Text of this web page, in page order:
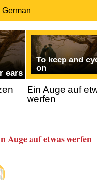
German
ears
To keep and
on
Ein Auge auf
werfen
Auge auf etwas werfen